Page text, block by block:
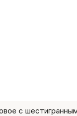
с